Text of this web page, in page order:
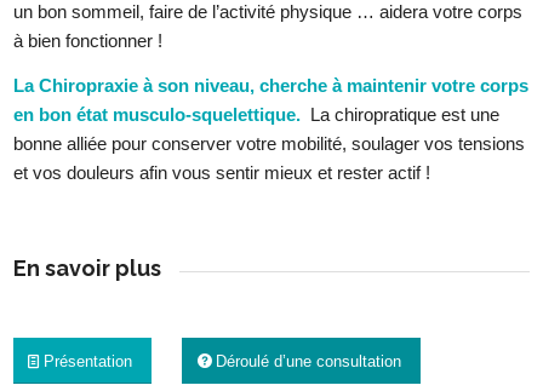
un bon sommeil, faire de l’activité physique … aidera votre corps
à bien fonctionner !
La Chiropraxie à son niveau, cherche à maintenir votre corps
en bon état musculo-squelettique. La chiropratique est une
bonne alliée pour conserver votre mobilité, soulager vos tensions
et vos douleurs afin vous sentir mieux et rester actif !
En savoir plus
Présentation Déroulé d’une consultation